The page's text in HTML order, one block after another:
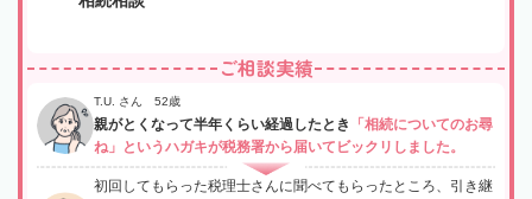
ご相談実績
T.U. さん 52歳
親がとくなって半年くらい経過したとき
「相続についてのお尋
ね」というハガキが税務署から届いてビックリしました。
初回してもらった税理士さんに聞べてもらったところ、引き継